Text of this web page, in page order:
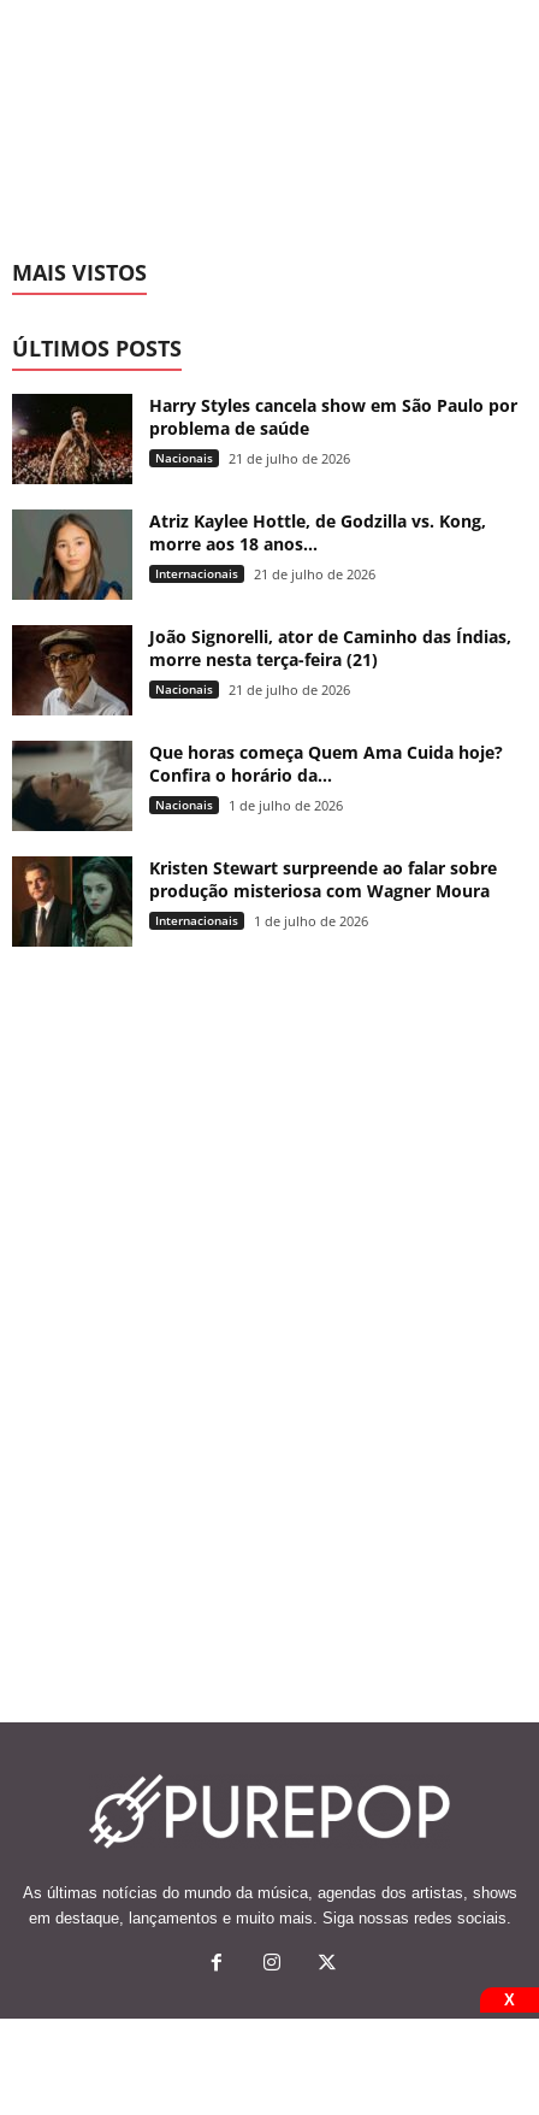
MAIS VISTOS
ÚLTIMOS POSTS
Harry Styles cancela show em São Paulo por
problema de saúde
Nacionais 21 de julho de 2026
Atriz Kaylee Hottle, de Godzilla vs. Kong,
morre aos 18 anos...
Internacionais 21 de julho de 2026
João Signorelli, ator de Caminho das Índias,
morre nesta terça-feira (21)
Nacionais 21 de julho de 2026
Que horas começa Quem Ama Cuida hoje?
Confira o horário da...
Nacionais 1 de julho de 2026
Kristen Stewart surpreende ao falar sobre
produção misteriosa com Wagner Moura
Internacionais 1 de julho de 2026
As últimas notícias do mundo da música, agendas dos artistas, shows
em destaque, lançamentos e muito mais. Siga nossas redes sociais.
X